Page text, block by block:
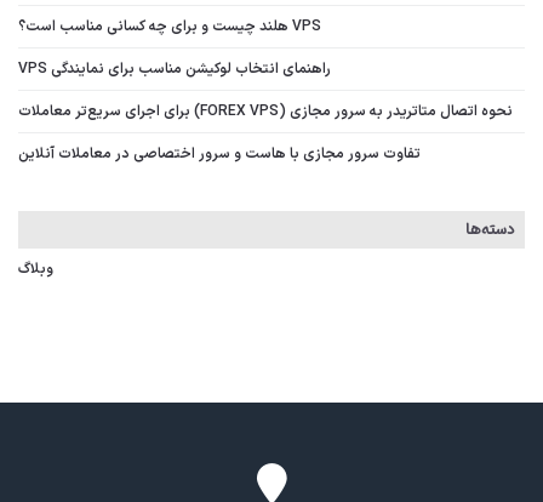
VPS هلند چیست و برای چه کسانی مناسب است؟
راهنمای انتخاب لوکیشن مناسب برای نمایندگی VPS
نحوه اتصال متاتریدر به سرور مجازی (FOREX VPS) برای اجرای سریع‌تر معاملات
تفاوت سرور مجازی با هاست و سرور اختصاصی در معاملات آنلاین
دسته‌ها
وبلاگ